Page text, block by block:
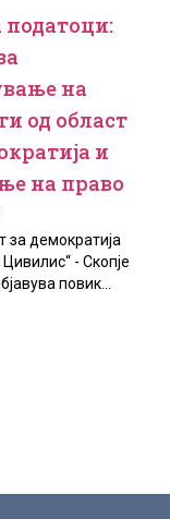
податоци:
на
од област
и
на право
за демократија
- Скопје
повик...